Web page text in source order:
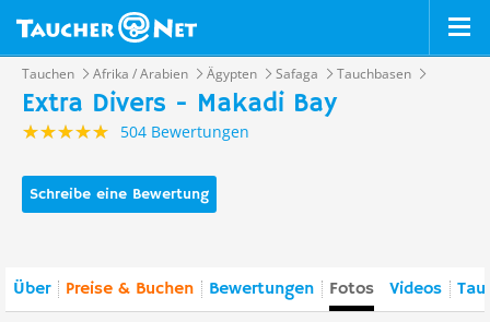
Tauchen Afrika / Arabien Ägypten Safaga Tauchbasen
Extra Divers - Makadi Bay
504 Bewertungen
Schreibe eine Bewertung
Über Preise & Buchen Bewertungen Fotos Videos